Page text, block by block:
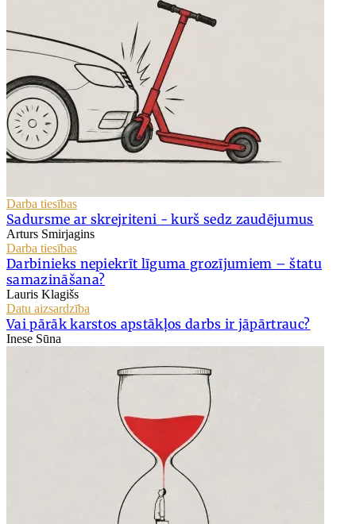
Darba tiesības
Sadursme ar skrejriteni - kurš sedz zaudējumus
Arturs Smirjagins
Darba tiesības
Darbinieks nepiekrīt līguma grozījumiem – štatu
samazināšana?
Lauris Klagišs
Datu aizsardzība
Vai pārāk karstos apstākļos darbs ir jāpārtrauc?
Inese Sūna